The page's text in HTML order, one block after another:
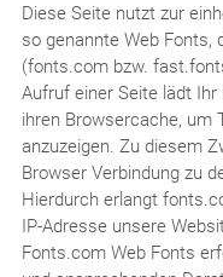
Diese Seite nutzt zur
so genannte Web Fonts,
(fonts.com bzw.
Aufruf einer Seite lädt
ihren Browsercache, um
anzuzeigen. Zu diesem
Browser Verbindung zu
Hierdurch erlangt
IP-Adresse unsere
Fonts.com Web Fonts